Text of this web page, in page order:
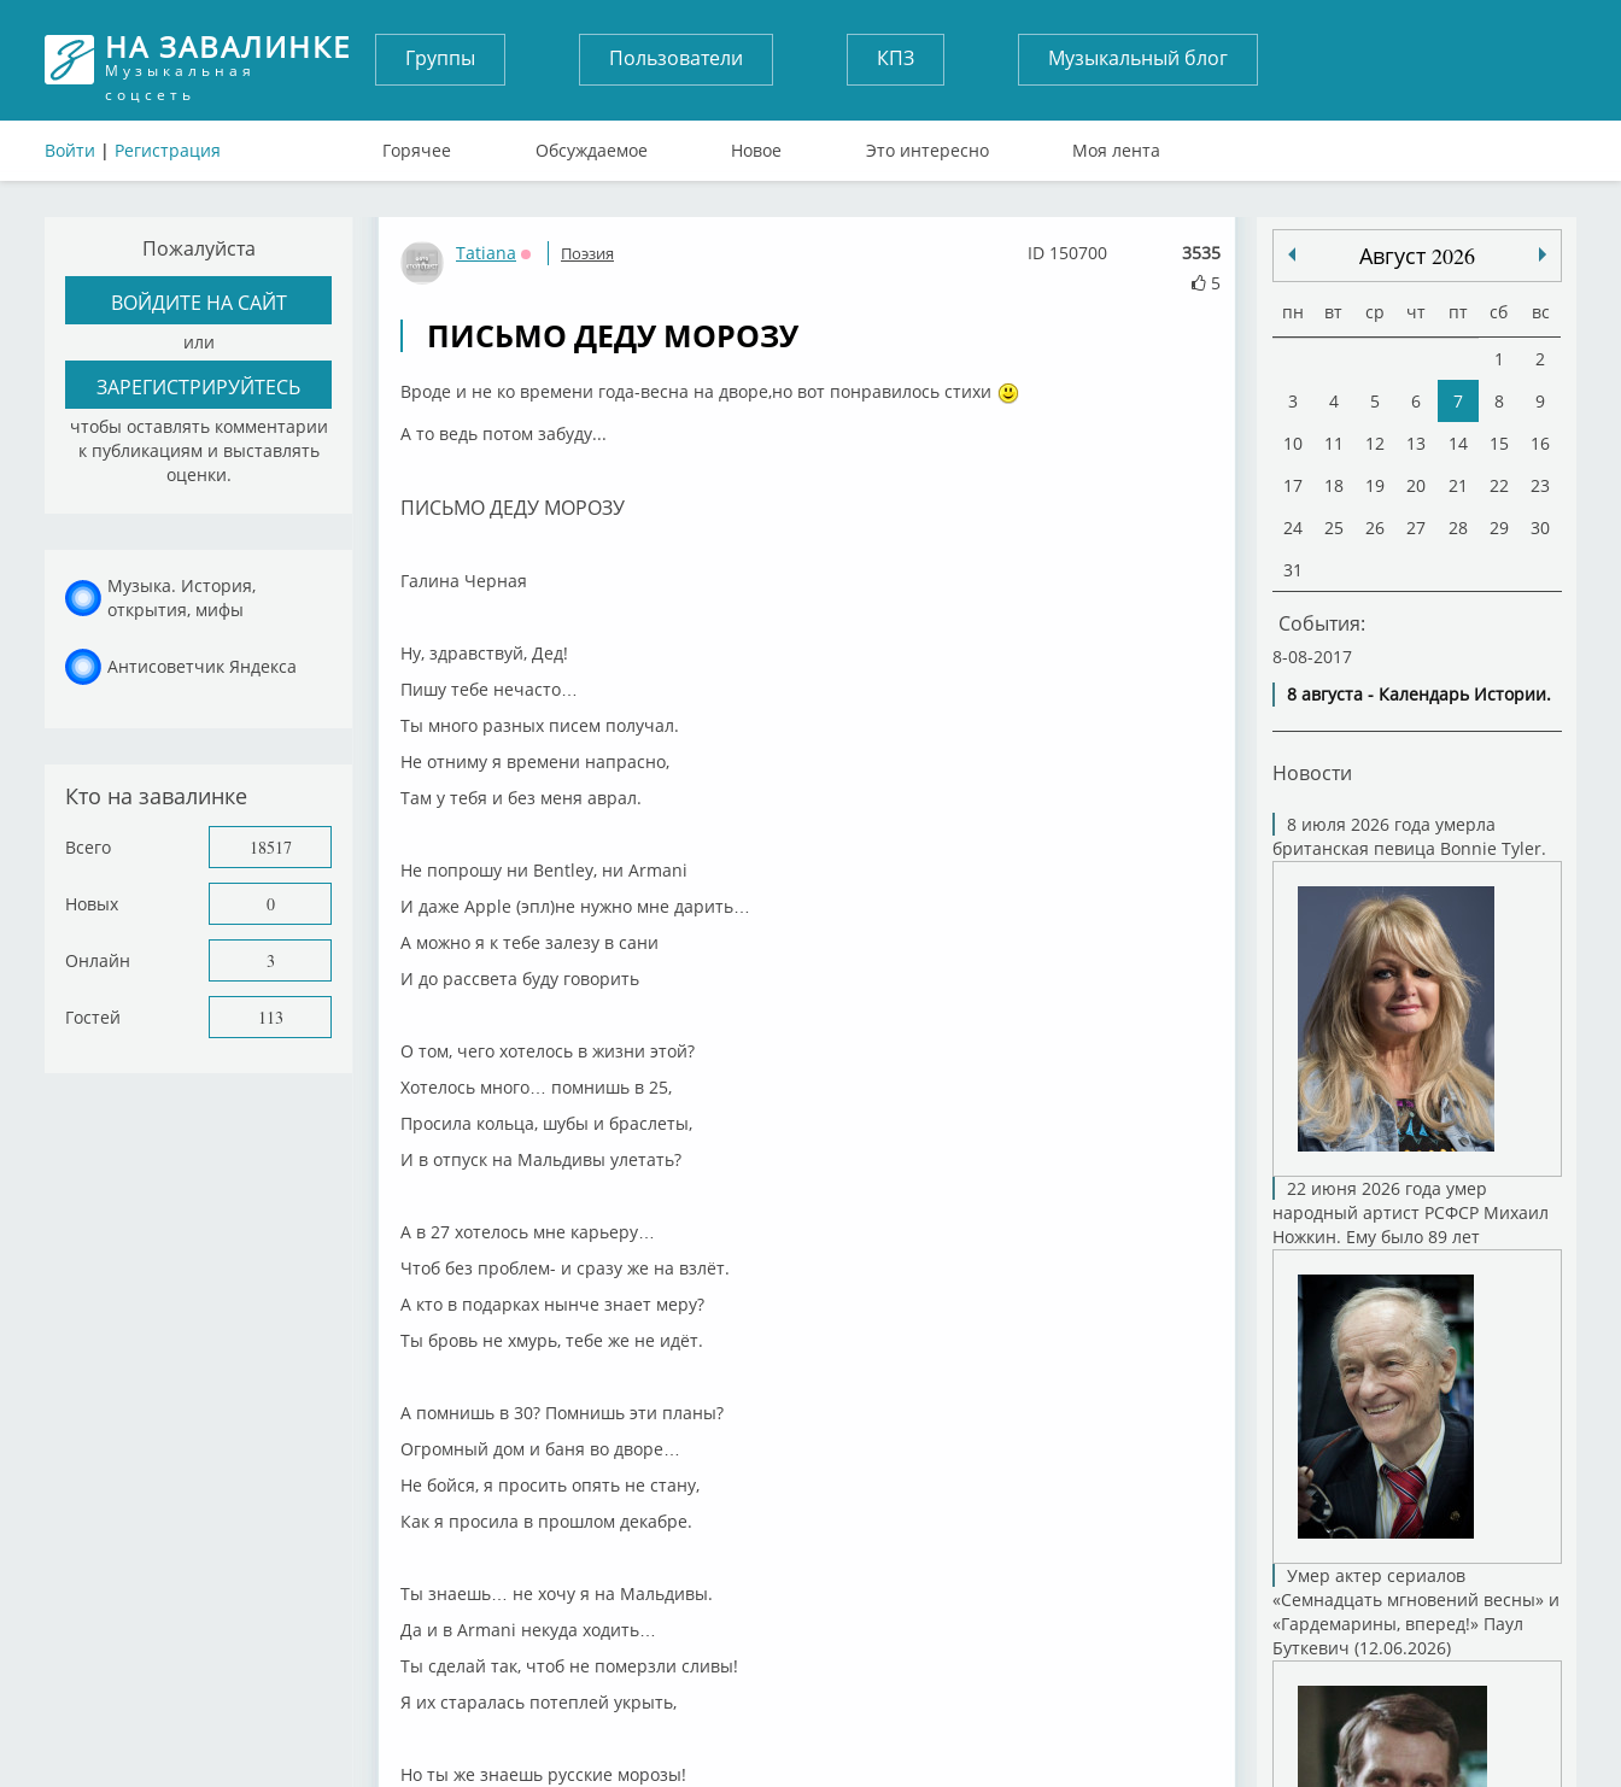
НА ЗАВАЛИНКЕ
Музыкальная
соцсеть
Войти | Регистрация
Группы Пользователи КПЗ Музыкальный блог
Горячее Обсуждаемое Новое Это интересно Моя лента
Пожалуйста
ВОЙДИТЕ НА САЙТ
или
ЗАРЕГИСТРИРУЙТЕСЬ
чтобы оставлять комментарии
к публикациям и выставлять
оценки.
Музыка. История,
открытия, мифы
Антисоветчик Яндекса
Кто на завалинке
Всего 18517
Новых 0
Онлайн 3
Гостей 113
Tatiana
Оффлайн
Поэзия
3535
5
ID 150700
ПИСЬМО ДЕДУ МОРОЗУ
Вроде и не ко времени года-весна на дворе,но вот понравилось стихи
А то ведь потом забуду...
ПИСЬМО ДЕДУ МОРОЗУ
Галина Черная
Ну, здравствуй, Дед!
Пишу тебе нечасто…
Ты много разных писем получал.
Не отниму я времени напрасно,
Там у тебя и без меня аврал.
Не попрошу ни Bentley, ни Armani
И даже Apple (эпл)не нужно мне дарить…
А можно я к тебе залезу в сани
И до рассвета буду говорить
О том, чего хотелось в жизни этой?
Хотелось много… помнишь в 25,
Просила кольца, шубы и браслеты,
И в отпуск на Мальдивы улетать?
А в 27 хотелось мне карьеру…
Чтоб без проблем- и сразу же на взлёт.
А кто в подарках нынче знает меру?
Ты бровь не хмурь, тебе же не идёт.
А помнишь в 30? Помнишь эти планы?
Огромный дом и баня во дворе…
Не бойся, я просить опять не стану,
Как я просила в прошлом декабре.
Ты знаешь… не хочу я на Мальдивы.
Да и в Armani некуда ходить…
Ты сделай так, чтоб не померзли сливы!
Я их старалась потеплей укрыть,
Но ты же знаешь русские морозы!
Август 2026
пн вт ср чт пт сб вс
1
2
3
4 5 6 7 8
9
10
11 12 13 14 15
16
17
18 19 20 21 22
23
24
25 26 27 28 29
30
31
События:
8-08-2017
8 августа - Календарь Истории.
Новости
8 июля 2026 года умерла
британская певица Bonnie Tyler.
22 июня 2026 года умер
народный артист РСФСР Михаил
Ножкин. Ему было 89 лет
Умер актер сериалов
«Семнадцать мгновений весны» и
«Гардемарины, вперед!» Паул
Буткевич (12.06.2026)